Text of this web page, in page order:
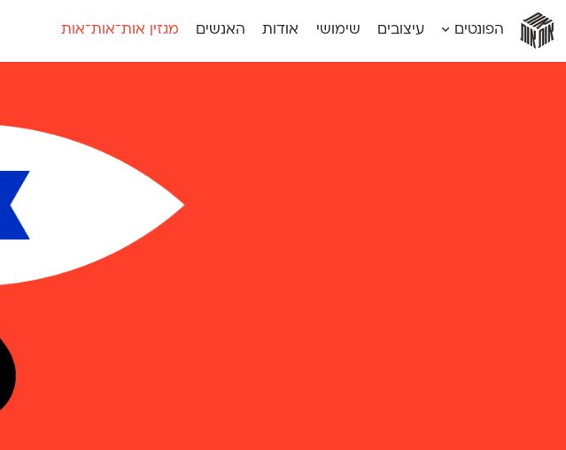
אותאות
אותאות
אות
אות
הפונטים עיצובים שימושי אודות האנשים מגזין אות־אות־אות
חדש
פעמון